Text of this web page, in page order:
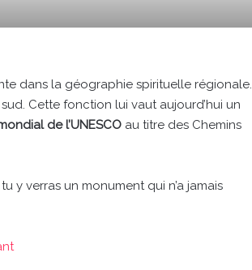
dans la géographie spirituelle régionale.
Cette fonction lui vaut aujourd’hui un
de l’UNESCO au titre des Chemins
y verras un monument qui n’a jamais